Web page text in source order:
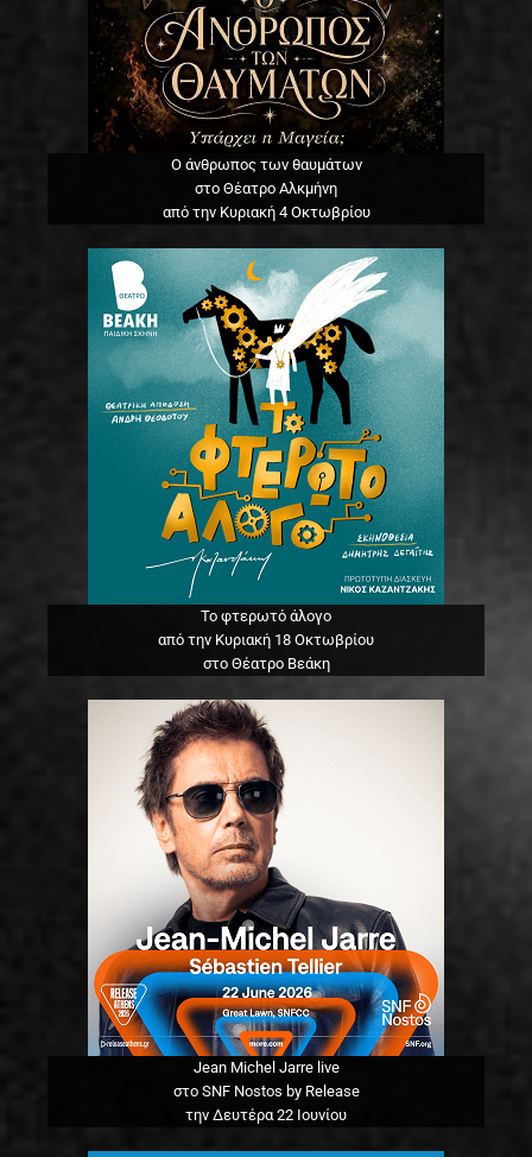
Ο άνθρωπος των θαυμάτων
στο Θέατρο Αλκμήνη
από την Κυριακή 4 Οκτωβρίου
Το φτερωτό άλογο
από την Κυριακή 18 Οκτωβρίου
στο Θέατρο Βεάκη
Jean Michel Jarre live
στο SNF Nostos by Release
την Δευτέρα 22 Ιουνίου